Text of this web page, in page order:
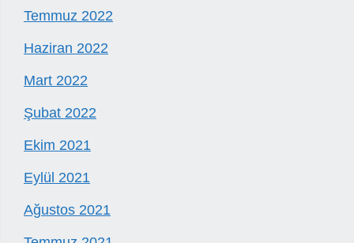
Temmuz 2022
Haziran 2022
Mart 2022
Şubat 2022
Ekim 2021
Eylül 2021
Ağustos 2021